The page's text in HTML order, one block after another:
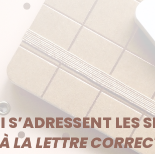
S’ADRESSENT LES
LA LETTRE